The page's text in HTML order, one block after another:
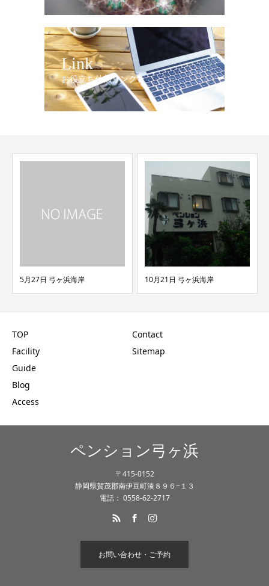
Link
お役立ち外部リンク
10月21日 弓ヶ浜海岸 05月19日 弓ヶ浜海岸
TOP
Facility
Guide
Blog
Access
Contact
Sitemap
ペンション弓ヶ浜
〒415-0152
静岡県賀茂郡南伊豆町湊８９６−１３
電話： 0558-62-2717
お問い合わせ・ご予約